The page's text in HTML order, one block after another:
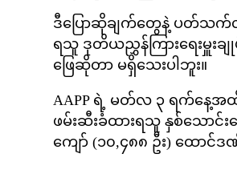
ဒီပြောဆိုချက်တွေနဲ့ ပတ်သက်လို့
ရသူ ဒုတိယညွှန်ကြားရေးမှူး
ဖြေဆိုတာ မရှိသေးပါဘူး။
AAPP ရဲ့ မတ်လ ၃ ရက်နေ့အထိ
ဖမ်းဆီးခံထားရသူ နှစ်သောင်
ကျော် (၁၀,၄၈၈ ဦး) ထော